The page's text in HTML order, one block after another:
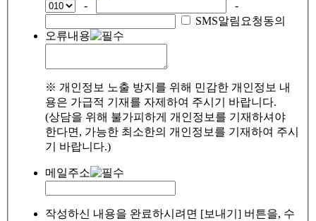
-
-
SMS알림요청동의
오류내용
※ 개인정보 노출 방지를 위해 민감한 개인정보 내
용은 가급적 기재를 자제하여 주시기 바랍니다.
(상담을 위해 불가피하게 개인정보를 기재하셔야
한다면, 가능한 최소한의 개인정보를 기재하여 주시
기 바랍니다.)
메일주소
작성하신 내용을 완료하시려면 [보내기] 버튼을, 수